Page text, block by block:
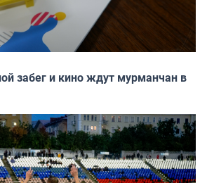
забег и кино ждут мурманчан в